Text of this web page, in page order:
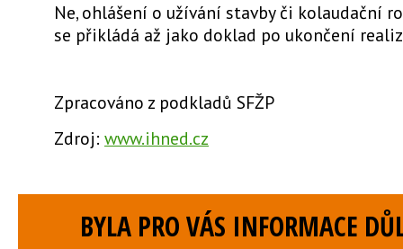
Ne, ohlášení o užívání stavby či kolaudační
se přikládá až jako doklad po ukončení
Zpracováno z podkladů SFŽP
Zdroj: www.ihned.cz
BYLA PRO VÁS INFORMACE